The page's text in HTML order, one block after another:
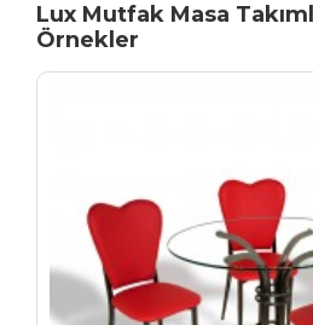
Lux Mutfak Masa
Örnekler